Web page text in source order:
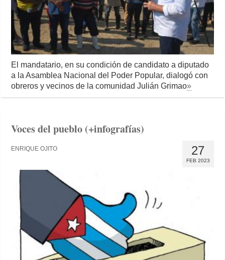
El mandatario, en su condición de candidato a diputado
a la Asamblea Nacional del Poder Popular, dialogó con
obreros y vecinos de la comunidad Julián Grimao»
Voces del pueblo (+infografías)
27
FEB 2023
ENRIQUE OJITO